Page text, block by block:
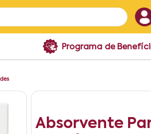
Programa de
Absorvente